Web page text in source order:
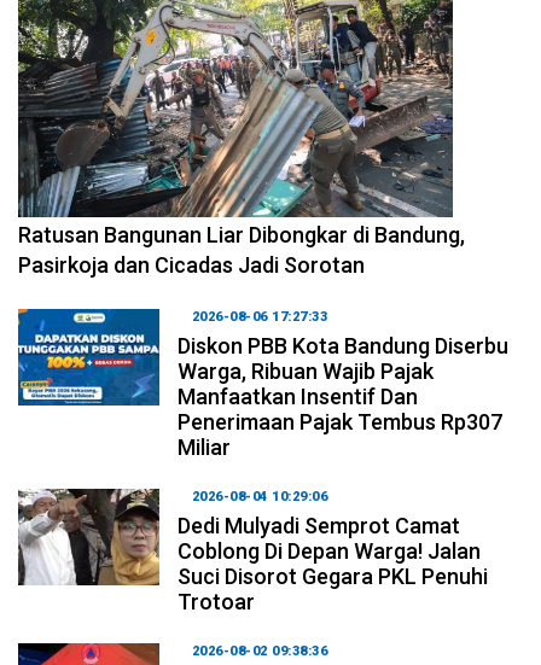
2026-08-06 17:34:08
Ratusan Bangunan Liar Dibongkar di Bandung,
Pasirkoja dan Cicadas Jadi Sorotan
2026-08-06 17:27:33
Diskon PBB Kota Bandung Diserbu
Warga, Ribuan Wajib Pajak
Manfaatkan Insentif Dan
Penerimaan Pajak Tembus Rp307
Miliar
2026-08-04 10:29:06
Dedi Mulyadi Semprot Camat
Coblong Di Depan Warga! Jalan
Suci Disorot Gegara PKL Penuhi
Trotoar
2026-08-02 09:38:36